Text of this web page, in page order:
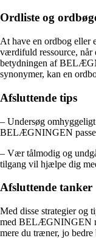
Ordliste og
At have en ordbog eller
værdifuld ressource,
betydningen af
synonymer, kan en
Afsluttende tips
– Undersøg
BELÆGNINGEN
– Vær tålmodig og
tilgang vil hjælpe dig
Afsluttende tanker
Med disse strategier og
med BELÆGNINGEN
mere du træner, jo